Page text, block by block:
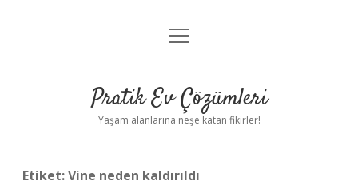
Anasayfa
Yasal Uyarı
menüyü
Pratik Ev Çözümleri
Yaşam alanlarına neşe katan fikirler!
Etiket:Vine neden kaldırıldı